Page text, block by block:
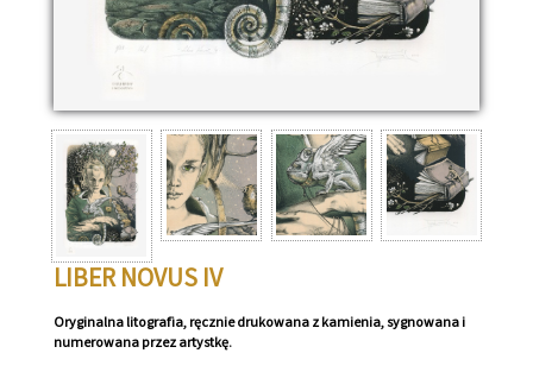
LIBER NOVUS IV
Oryginalna litografia, ręcznie drukowana z kamienia, sygnowana i
numerowana przez artystkę.